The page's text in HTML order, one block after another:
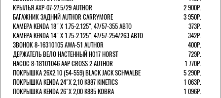
КРЫЛЬЯ AXP-07-27,5/29 AUTHOR
2 900Р.
БАГАЖНИК ЗАДНИЙ AUTHOR CARRYMORE
3 950Р.
КАМЕРА KENDA 18" Х 1.75-2.125", 47/57-355 АВТО
373Р.
КАМЕРА KENDA 14" Х 1.75-2.125", 47/57-254/263 АВТО
342Р.
ЗВОНОК 8-16310105 AWA-51 AUTHOR
400Р.
ДЕРЖАТЕЛЬ ВЕЛО НАСТЕННЫЙ H017 HORST
729Р.
НАСОС 8-18101046 AAP CROSS 2 AUTHOR
1 770Р.
ПОКРЫШКА 26X2.10 (54-559) BLACK JACK SCHWALBE
5 290Р.
ПОКРЫШКА KENDA 24"Х 2,10 K887 KINETICS
1 063Р.
ПОКРЫШКА KENDA 26"Х 2,00 K885 KOBRA
1 096Р.